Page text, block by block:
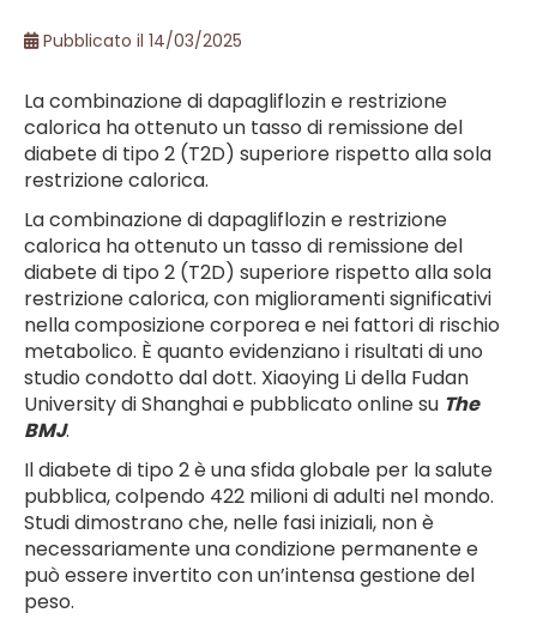
Pubblicato il 14/03/2025
La combinazione di dapagliflozin e restrizione
calorica ha ottenuto un tasso di remissione del
diabete di tipo 2 (T2D) superiore rispetto alla sola
restrizione calorica.
La combinazione di dapagliflozin e restrizione
calorica ha ottenuto un tasso di remissione del
diabete di tipo 2 (T2D) superiore rispetto alla sola
restrizione calorica, con miglioramenti significativi
nella composizione corporea e nei fattori di rischio
metabolico. È quanto evidenziano i risultati di uno
studio condotto dal dott. Xiaoying Li della Fudan
University di Shanghai e pubblicato online su The
BMJ.
Il diabete di tipo 2 è una sfida globale per la salute
pubblica, colpendo 422 milioni di adulti nel mondo.
Studi dimostrano che, nelle fasi iniziali, non è
necessariamente una condizione permanente e
può essere invertito con un’intensa gestione del
peso.